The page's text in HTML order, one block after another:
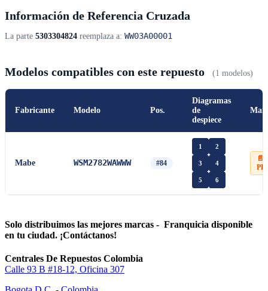
Información de Referencia Cruzada
La parte 5303304824 reemplaza a: WW03A00001
Modelos compatibles con este repuesto (1 modelos)
Fabricante Modelo Pos.
Diagramas
de
despiece
Mabe WSM2782WAWWW #84
1 2
3 4
5 6
📄
Solo distribuimos las mejores marcas - Franquicia disponible
en tu ciudad. ¡Contáctanos!
Centrales De Repuestos Colombia
Calle 93 B #18-12, Oficina 307